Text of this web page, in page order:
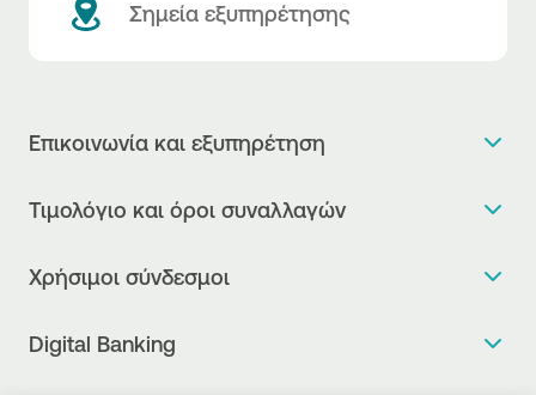
Σημεία εξυπηρέτησης
Επικοινωνία και εξυπηρέτηση
Η νέα Ψηφιακή Εποχή στις συναλλαγές, έφτασε!
Officer
Τιμολόγιο και όροι συναλλαγών
Δελτίο πληροφόρησης περί τελών
Χρήσιμοι σύνδεσμοι
Digital Banking